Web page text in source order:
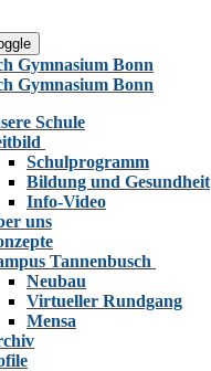
Schule
Schulprogramm
Bildung und Gesundheit
Info-Video
uns
Tannenbusch
Neubau
Virtueller Rundgang
Mensa